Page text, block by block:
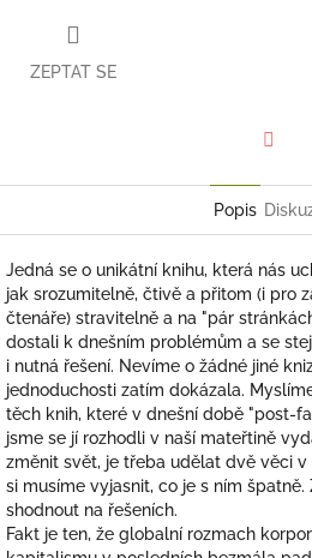
ZEPTAT SE
Popis
Jedná se o unikátní knihu, která nás
jak srozumitelně, čtivě a přitom (i pro
čtenáře) stravitelně a na "pár
dostali k dnešním problémům a se
i nutná řešení. Nevíme o žádné jiné
jednoduchosti zatím dokázala.
těch knih, které v dnešní době "post-
jsme se jí rozhodli v naší mateřtině
změnit svět, je třeba udělat dvě věci
si musíme vyjasnit, co je s ním
shodnout na řešeních.
Fakt je ten, že globalní rozmach